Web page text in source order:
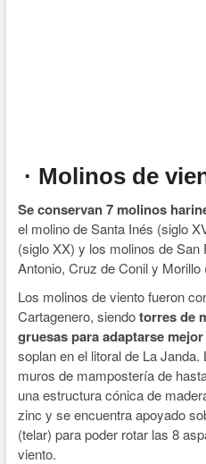
· Molinos de
Se conservan 7 molinos
el molino de Santa Inés (siglo
(siglo XX) y los molinos de
Antonio, Cruz de Conil y Morillo
Los molinos de viento fueron
Cartagenero, siendotorres de
gruesas para adaptarse
soplan en el litoral de La
muros de mampostería de
una estructura cónica de
zinc y se encuentra apoyado
(telar) para poder rotar las 8
viento.